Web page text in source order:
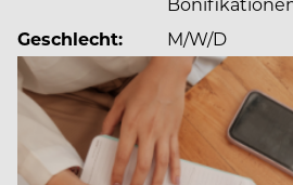
international, zur Seite zu
uns gestellten Ansprüche
und sogar zu übertreffen.
Geschlecht:
M/W/D